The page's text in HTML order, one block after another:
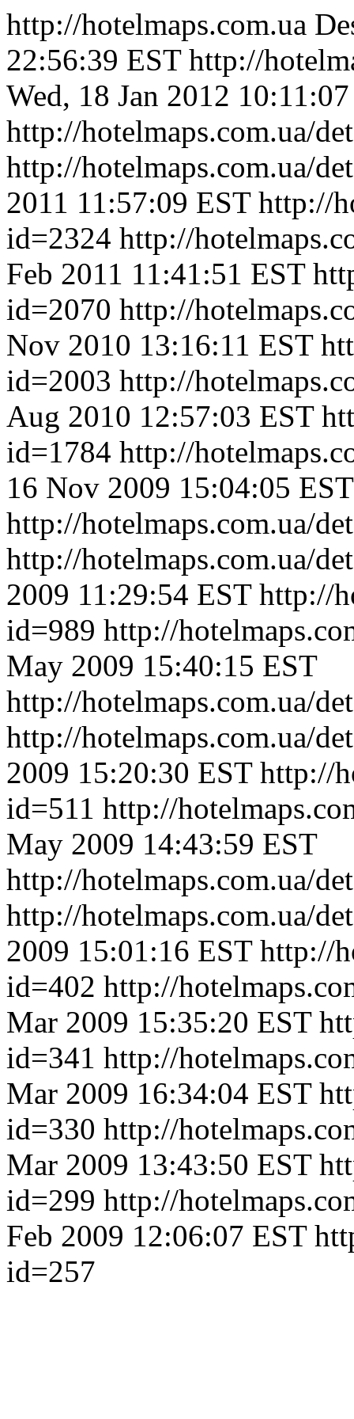
http://hotelmaps.com.ua
22:56:39 EST http://
Wed, 18 Jan 2012
http://hotelmaps.com.ua/
http://hotelmaps.com.ua/
2011 11:57:09 EST http://
id=2324 http://
Feb 2011 11:41:51 EST
id=2070 http://
Nov 2010 13:16:11 EST
id=2003 http://
Aug 2010 12:57:03 EST
id=1784 http://
16 Nov 2009 15:04:05 EST
http://hotelmaps.com.ua/
http://hotelmaps.com.ua/
2009 11:29:54 EST http://
id=989 http://
May 2009 15:40:15 EST
http://hotelmaps.com.ua/
http://hotelmaps.com.ua/
2009 15:20:30 EST http://
id=511 http://
May 2009 14:43:59 EST
http://hotelmaps.com.ua/
http://hotelmaps.com.ua/
2009 15:01:16 EST http://
id=402 http://
Mar 2009 15:35:20 EST
id=341 http://
Mar 2009 16:34:04 EST
id=330 http://
Mar 2009 13:43:50 EST
id=299 http://
Feb 2009 12:06:07 EST
id=257